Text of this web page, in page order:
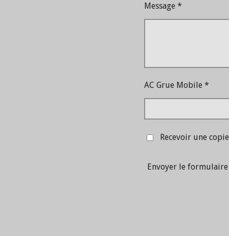
Message *
AC Grue Mobile *
Recevoir une copie
Envoyer le formulaire